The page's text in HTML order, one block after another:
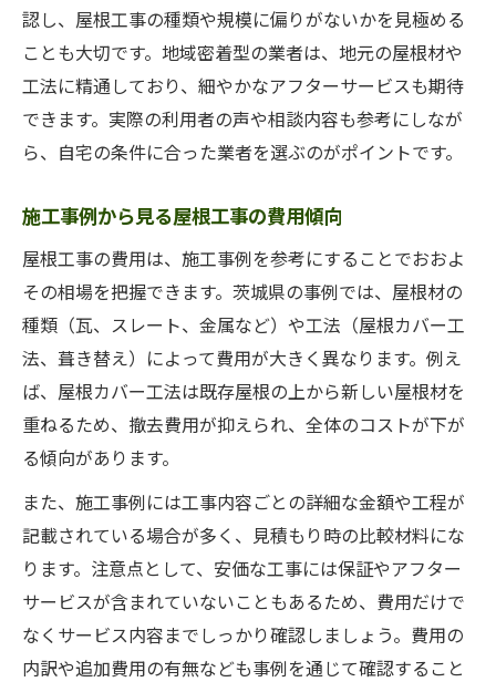
認し、屋根工事の種類や規模に偏りがないかを見極める
ことも大切です。地域密着型の業者は、地元の屋根材や
工法に精通しており、細やかなアフターサービスも期待
できます。実際の利用者の声や相談内容も参考にしなが
ら、自宅の条件に合った業者を選ぶのがポイントです。
施工事例から見る屋根工事の費用傾向
屋根工事の費用は、施工事例を参考にすることでおおよ
その相場を把握できます。茨城県の事例では、屋根材の
種類（瓦、スレート、金属など）や工法（屋根カバー工
法、葺き替え）によって費用が大きく異なります。例え
ば、屋根カバー工法は既存屋根の上から新しい屋根材を
重ねるため、撤去費用が抑えられ、全体のコストが下が
る傾向があります。
また、施工事例には工事内容ごとの詳細な金額や工程が
記載されている場合が多く、見積もり時の比較材料にな
ります。注意点として、安価な工事には保証やアフター
サービスが含まれていないこともあるため、費用だけで
なくサービス内容までしっかり確認しましょう。費用の
内訳や追加費用の有無なども事例を通じて確認すること